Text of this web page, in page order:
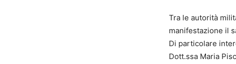
Tra le autorità
manifestazione il
Di particolare
Dott.ssa Maria